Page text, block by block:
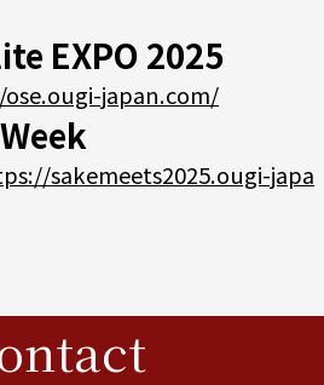
EXPO 2025
japan.com/
sakemeets2025.ougi-japa